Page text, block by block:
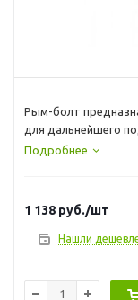
Рым-болт
для дальнейшего
приспособлениями.
*Применяется во
судостроения.
Подробнее
1 138 руб./шт
Нашли